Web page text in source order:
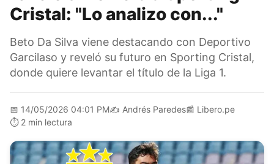
Cristal: "Lo analizo con..."
Beto Da Silva viene destacando con Deportivo
Garcilaso y reveló su futuro en Sporting Cristal,
donde quiere levantar el título de la Liga 1.
📅 14/05/2026 04:01 PM✍️ Andrés Paredes📰 Libero.pe
⏱️ 2 min lectura